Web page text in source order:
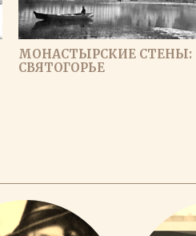
МОНАСТЫРСКИЕ СТЕНЫ:
СВЯТОГОРЬЕ